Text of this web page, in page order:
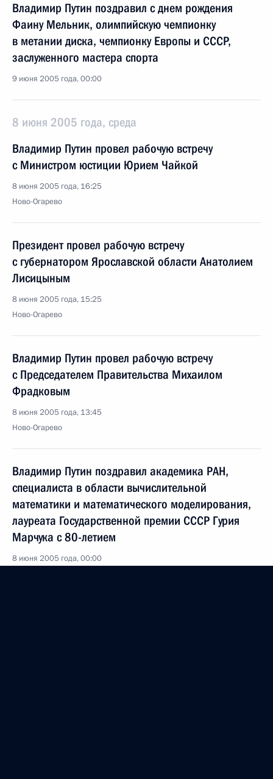
Владимир Путин поздравил с днем рождения
Фаину Мельник, олимпийскую чемпионку
в метании диска, чемпионку Европы и СССР,
заслуженного мастера спорта
9 июня 2005 года, 00:00
8 июня 2005 года, среда
Владимир Путин провел рабочую встречу
с Министром юстиции Юрием Чайкой
8 июня 2005 года, 16:25
Ново-Огарево
Президент провел рабочую встречу
с губернатором Ярославской области Анатолием
Лисицыным
8 июня 2005 года, 15:25
Ново-Огарево
Владимир Путин провел рабочую встречу
с Председателем Правительства Михаилом
Фрадковым
8 июня 2005 года, 13:45
Ново-Огарево
Владимир Путин поздравил академика РАН,
специалиста в области вычислительной
математики и математического моделирования,
лауреата Государственной премии СССР Гурия
Марчука с 80-летием
8 июня 2005 года, 00:00